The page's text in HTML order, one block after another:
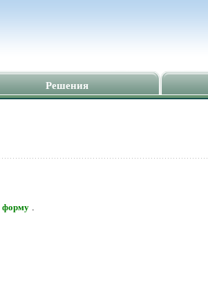
Решения
форму .